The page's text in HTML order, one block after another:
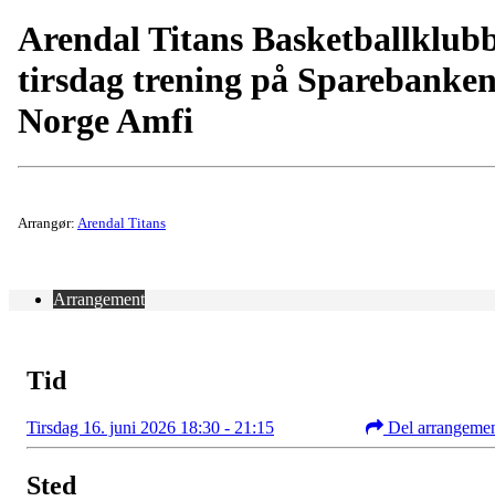
Arendal Titans
tirsdag trening på
Norge Amfi
Arrangør: Arendal Titans
Arrangement
Tid
Tirsdag 16. juni 2026 18:30 - 21:15 Del
Sted